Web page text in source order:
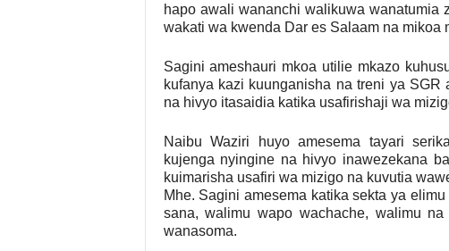
hapo awali wananchi walikuwa wanatumia
wakati wa kwenda Dar es Salaam na mikoa
Sagini ameshauri mkoa utilie mkazo
kufanya kazi kuunganisha na treni ya
na hivyo itasaidia katika usafirishaji wa
Naibu Waziri huyo amesema tayari
kujenga nyingine na hivyo inawezekana
kuimarisha usafiri wa mizigo na kuvutia
Mhe. Sagini amesema katika sekta ya
sana, walimu wapo wachache, walimu
wanasoma.